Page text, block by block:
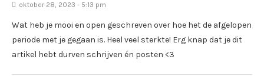
oktober 28, 2023 - 5:13 pm
Wat heb je mooi en open geschreven over hoe het de afgelopen
periode met je gegaan is. Heel veel sterkte! Erg knap dat je dit
artikel hebt durven schrijven én posten <3